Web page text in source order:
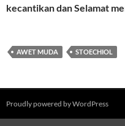
kecantikan dan Selamat
AWET MUDA STOECHIOL
Proudly powered by WordPress